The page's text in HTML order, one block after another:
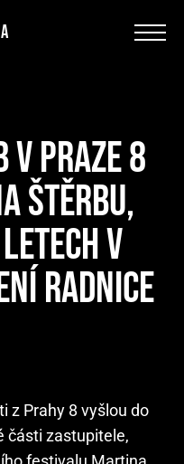
V PRAZE 8
ŠTĚRBU,
V
RADNICE
z Prahy 8 vyšlou do
části zastupitele,